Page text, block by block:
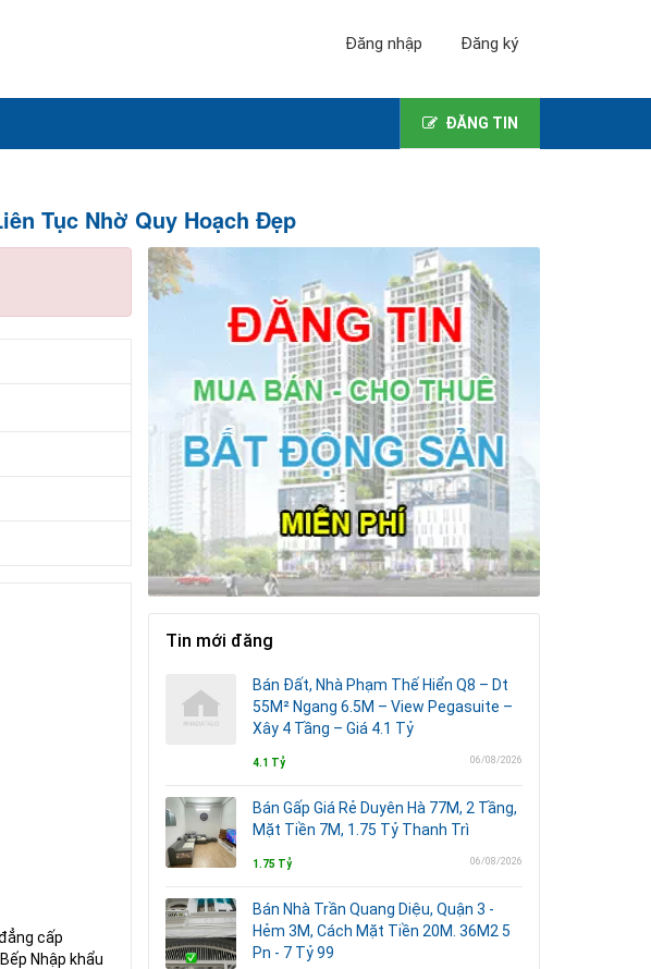
Đăng nhập Đăng ký
ĐĂNG TIN
Tục Nhờ Quy Hoạch Đẹp
cấp
Nhập khẩu
Tin mới đăng
Bán Đất, Nhà Phạm Thế Hiển Q8 – Dt
55M² Ngang 6.5M – View Pegasuite –
Xây 4 Tầng – Giá 4.1 Tỷ
4.1 Tỷ 06/08/2026
Bán Gấp Giá Rẻ Duyên Hà 77M, 2 Tầng,
Mặt Tiền 7M, 1.75 Tỷ Thanh Trì
1.75 Tỷ 06/08/2026
Bán Nhà Trần Quang Diệu, Quận 3 -
Hẻm 3M, Cách Mặt Tiền 20M. 36M2 5
Pn - 7 Tỷ 99